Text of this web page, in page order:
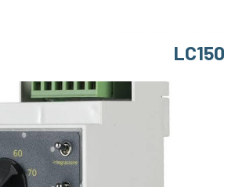
LC150